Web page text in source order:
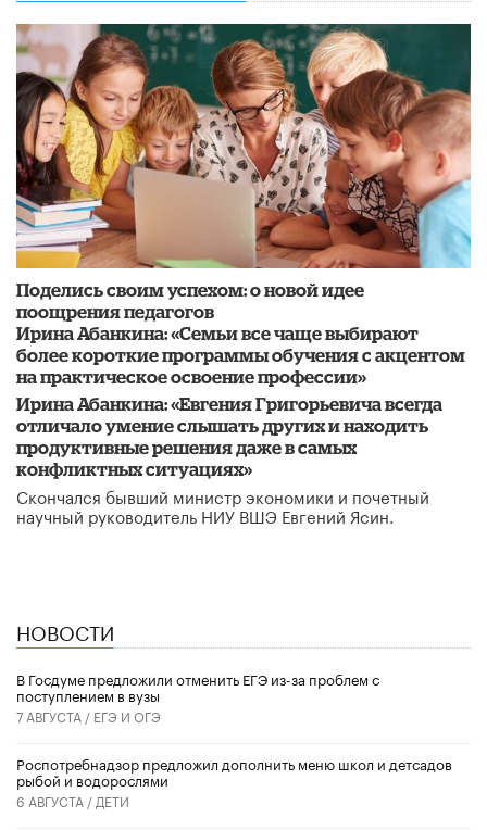
Поделись своим успехом: о новой идее
поощрения педагогов
Ирина Абанкина: «Семьи все чаще выбирают
более короткие программы обучения с акцентом
на практическое освоение профессии»
Ирина Абанкина: «Евгения Григорьевича всегда
отличало умение слышать других и находить
продуктивные решения даже в самых
конфликтных ситуациях»
Скончался бывший министр экономики и почетный
научный руководитель НИУ ВШЭ Евгений Ясин.
НОВОСТИ
В Госдуме предложили отменить ЕГЭ из-за проблем с
поступлением в вузы
7 АВГУСТА / ЕГЭ И ОГЭ
Роспотребнадзор предложил дополнить меню школ и детсадов
рыбой и водорослями
6 АВГУСТА / ДЕТИ